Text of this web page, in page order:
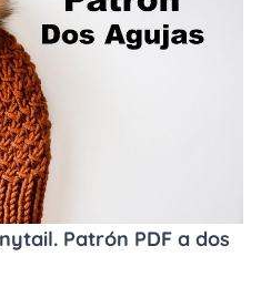
Patrón PDF a dos